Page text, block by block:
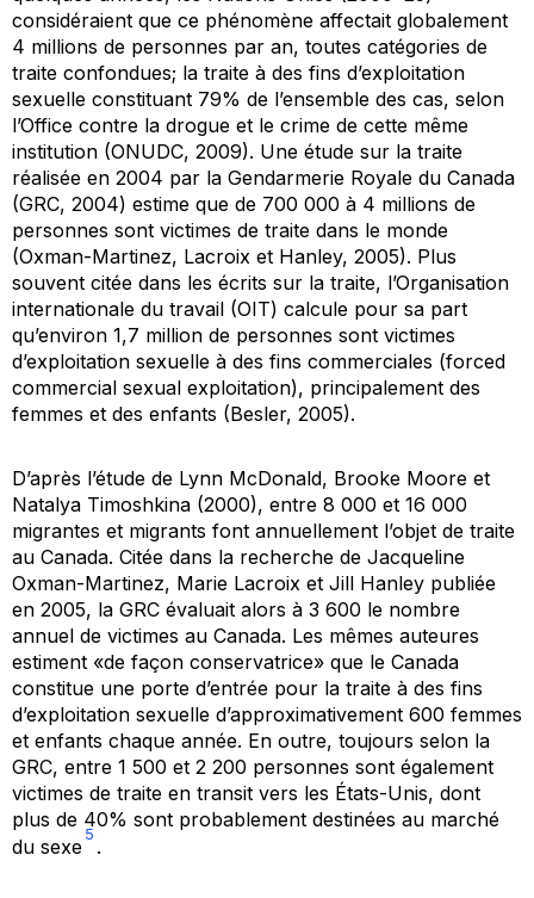
considéraient que ce phénomène affectait globalement
4 millions de personnes par an, toutes catégories de
traite confondues; la traite à des fins d’exploitation
sexuelle constituant 79% de l’ensemble des cas, selon
l’Office contre la drogue et le crime de cette même
institution (ONUDC, 2009). Une étude sur la traite
réalisée en 2004 par la Gendarmerie Royale du Canada
(GRC, 2004) estime que de 700 000 à 4 millions de
personnes sont victimes de traite dans le monde
(Oxman-Martinez, Lacroix et Hanley, 2005). Plus
souvent citée dans les écrits sur la traite, l’Organisation
internationale du travail (OIT) calcule pour sa part
qu’environ 1,7 million de personnes sont victimes
d’exploitation sexuelle à des fins commerciales (forced
commercial sexual exploitation), principalement des
femmes et des enfants (Besler, 2005).
D’après l’étude de Lynn McDonald, Brooke Moore et
Natalya Timoshkina (2000), entre 8 000 et 16 000
migrantes et migrants font annuellement l’objet de traite
au Canada. Citée dans la recherche de Jacqueline
Oxman-Martinez, Marie Lacroix et Jill Hanley publiée
en 2005, la GRC évaluait alors à 3 600 le nombre
annuel de victimes au Canada. Les mêmes auteures
estiment «de façon conservatrice» que le Canada
constitue une porte d’entrée pour la traite à des fins
d’exploitation sexuelle d’approximativement 600 femmes
et enfants chaque année. En outre, toujours selon la
GRC, entre 1 500 et 2 200 personnes sont également
victimes de traite en transit vers les États-Unis, dont
plus de 40% sont probablement destinées au marché
du sexe
5
.